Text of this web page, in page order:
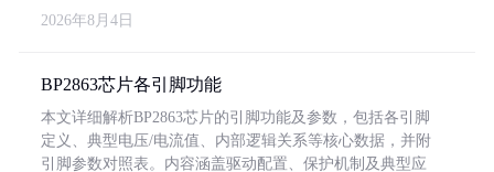
2026年8月4日
BP2863芯片各引脚功能
本文详细解析BP2863芯片的引脚功能及参数，包括各引脚
定义、典型电压/电流值、内部逻辑关系等核心数据，并附
引脚参数对照表。内容涵盖驱动配置、保护机制及典型应